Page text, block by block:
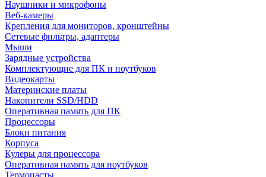
Наушники и микрофоны
Веб-камеры
Крепления для мониторов, кронштейны
Сетевые фильтры, адаптеры
Мыши
Зарядные устройства
Комплектующие для ПК и ноутбуков
Видеокарты
Материнские платы
Накопители SSD/HDD
Оперативная память для ПК
Процессоры
Блоки питания
Корпуса
Кулеры для процессора
Оперативная память для ноутбуков
Термопасты